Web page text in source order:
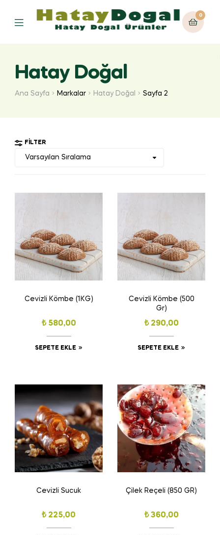
0
Hatay Doğal
Ana Sayfa Markalar Hatay Doğal Sayfa 2
FILTER
Cevizli Kömbe (1KG)
₺580,00
SEPETE EKLE
Cevizli Kömbe (500
Gr)
₺290,00
SEPETE EKLE
Cevizli Sucuk
₺225,00
Çilek Reçeli (850 GR)
₺360,00